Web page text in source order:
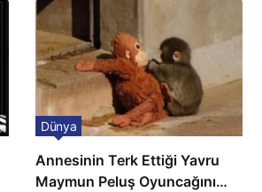
Annesinin Terk Ettiği Yavru
Maymun Peluş Oyuncağını
Dünya